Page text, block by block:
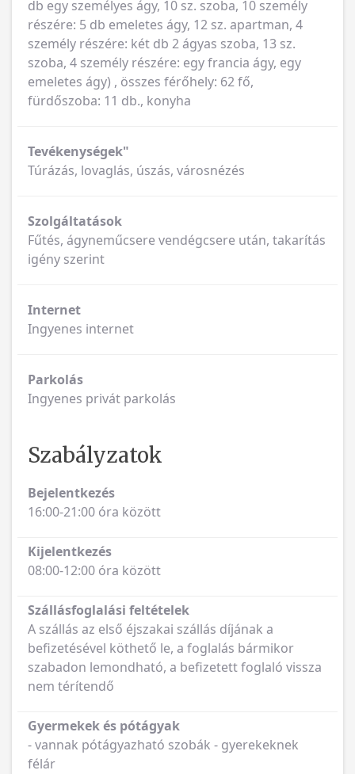
db egy személyes ágy, 10 sz. szoba, 10 személy
részére: 5 db emeletes ágy, 12 sz. apartman, 4
személy részére: két db 2 ágyas szoba, 13 sz.
szoba, 4 személy részére: egy francia ágy, egy
emeletes ágy) , összes férőhely: 62 fő,
fürdőszoba: 11 db., konyha
Tevékenységek"
Túrázás, lovaglás, úszás, városnézés
Szolgáltatások
Fűtés, ágyneműcsere vendégcsere után, takarítás
igény szerint
Internet
Ingyenes internet
Parkolás
Ingyenes privát parkolás
Szabályzatok
Bejelentkezés
16:00-21:00 óra között
Kijelentkezés
08:00-12:00 óra között
Szállásfoglalási feltételek
A szállás az első éjszakai szállás díjának a
befizetésével köthető le, a foglalás bármikor
szabadon lemondható, a befizetett foglaló vissza
nem térítendő
Gyermekek és pótágyak
- vannak pótágyazható szobák - gyerekeknek
félár